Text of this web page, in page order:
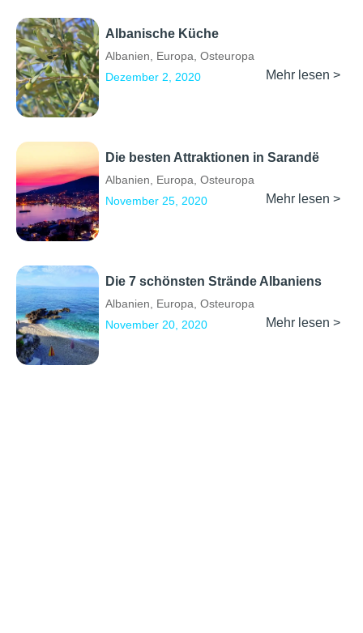
Albanische Küche
Albanien, Europa, Osteuropa
Dezember 2, 2020
Mehr lesen >
Die besten Attraktionen in Sarandë
Albanien, Europa, Osteuropa
November 25, 2020
Mehr lesen >
Die 7 schönsten Strände Albaniens
Albanien, Europa, Osteuropa
November 20, 2020
Mehr lesen >